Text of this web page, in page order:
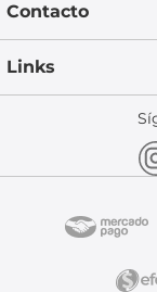
Contacto
Links